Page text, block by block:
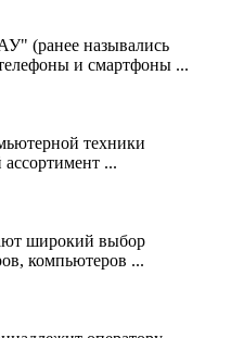
(ранее назывались
и смартфоны ...
техники
...
широкий выбор
компьютеров ...